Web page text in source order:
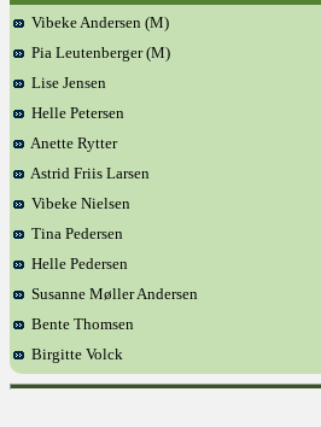
Vibeke Andersen (M)
Pia Leutenberger (M)
Lise Jensen
Helle Petersen
Anette Rytter
Astrid Friis Larsen
Vibeke Nielsen
Tina Pedersen
Helle Pedersen
Susanne Møller Andersen
Bente Thomsen
Birgitte Volck